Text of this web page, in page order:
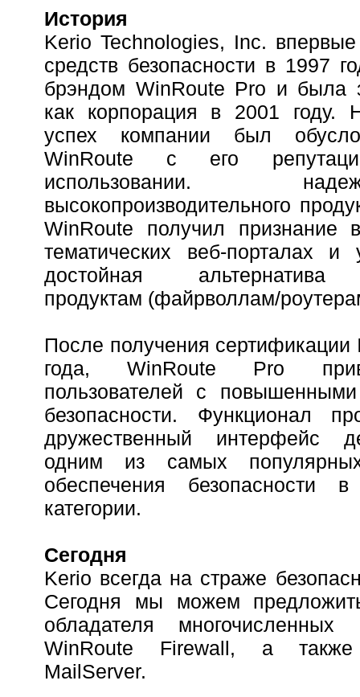
История
Kerio Technologies, Inc.
средств безопасности в 1997
брэндом WinRoute Pro и была
как корпорация в 2001 году.
успех компании был
WinRoute с его
использовании.
высокопроизводительного
WinRoute получил признание
тематических веб-порталах и
достойная альтернатива
продуктам (файрволлам/
После получения
года, WinRoute Pro
пользователей с
безопасности. Функционал
дружественный интерфейс
одним из самых
обеспечения безопасности
категории.
Сегодня
Kerio всегда на страже
Сегодня мы можем
обладателя многочисленных
WinRoute Firewall, а
MailServer.